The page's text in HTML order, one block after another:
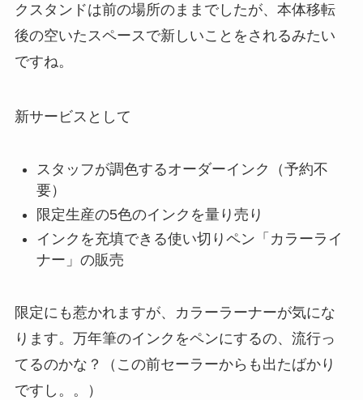
クスタンドは前の場所のままでしたが、本体移転
後の空いたスペースで新しいことをされるみたい
ですね。
新サービスとして
スタッフが調色するオーダーインク（予約不
要）
限定生産の5色のインクを量り売り
インクを充填できる使い切りペン「カラーライ
ナー」の販売
限定にも惹かれますが、カラーラーナーが気にな
ります。万年筆のインクをペンにするの、流行っ
てるのかな？（この前セーラーからも出たばかり
ですし。。）